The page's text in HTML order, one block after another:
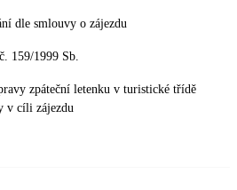
dle smlouvy o zájezdu
159/1999 Sb.
zpáteční letenku v turistické třídě
v cíli zájezdu